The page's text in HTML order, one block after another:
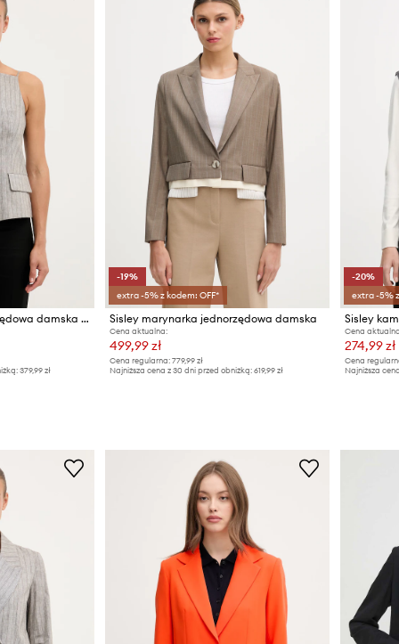
Sisley kamizelka jednorzędowa damska z lnem
379,99 zł
-19%
extra -5% z kodem: OFF*
Sisley marynarka jednorzędowa damska
Cena aktualna:
499,99 zł
Cena regularna: 779,99 zł
Najniższa cena z 30 dni przed obniżką: 619,99 zł
-20%
extra -5%
Sisley
Cena
274,99 zł
Cena
Najniższa